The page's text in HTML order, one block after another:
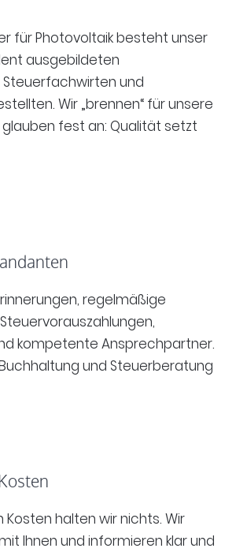
für Photovoltaik besteht unser
ausgebildeten
und
Wir „brennen“ für unsere
fest an: Qualität setzt
regelmäßige
kompetente Ansprechpartner.
und Steuerberatung
halten wir nichts. Wir
Ihnen und informieren klar und